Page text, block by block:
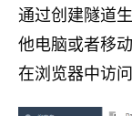
通过创建隧道
他电脑或者移
在浏览器中访问